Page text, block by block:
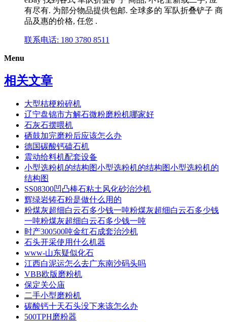
有尽有. 为部分物品提供包邮. 全球多的 军队折叠铲子 商
品及惠的价格, 任您 .
联系电话: 180 3780 8511
Menu
相关文章
大型桔梗粉碎机
辽宁盘锦市方解石微粉磨粉机哪家好
石灰石摆喂机
硒鼓加完磨粉后应该怎么办
德国碳酸钙磕石机
震动给料机配套设备
小型选粉机的结构图小型选粉机的结构图小型选粉机的
结构图
SS08300凹凸棒石粘土风化砂治沙机
辉绿岩铸石粉是做什么用的
粉煤灰超细白云石多少钱一吨粉煤灰超细白云石多少钱
一吨粉煤灰超细白云石多少钱一吨
时产300500吨金红石成套治沙机
石头开采使用什么机器
www-山东疑似化石
江西白泥运怎么去广东南沙码头吗
VBB欧版磨粉机
保定关公庙
二手小型磨粉机
碳酸钙十天石头没下来该怎么办
500TPH磨粉器